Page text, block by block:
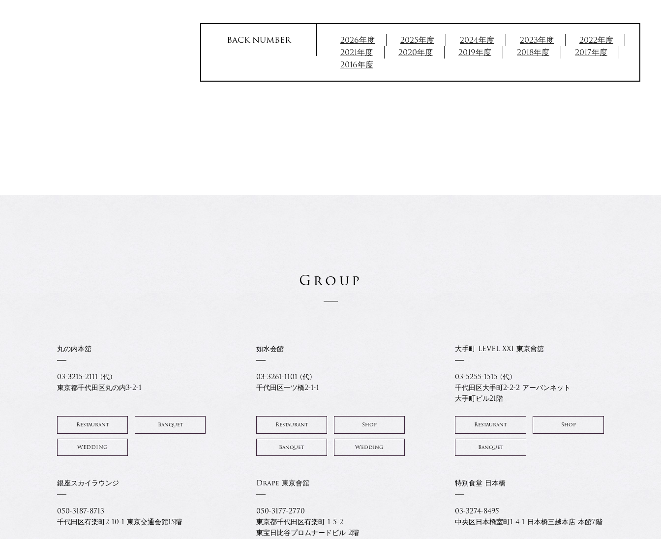
BACK NUMBER 2026年度 2025年度 2024年度 2023年度
2022年度
2021年度
2020年度 2019年度 2018年度
2017年度
2016年度
Group
丸の内本舘
03-3215-2111 (代)
東京都千代田区丸の内3-2-1
Restaurant Banquet
WEDDING
如水会館
03-3261-1101 (代)
千代田区一ツ橋2-1-1
Restaurant Shop
Banquet Wedding
大手町 LEVEL XXI 東京會舘
03-5255-1515 (代)
千代田区大手町2-2-2 アーバンネット
大手町ビル21階
Restaurant Shop
Banquet
銀座スカイラウンジ
050-3187-8713
千代田区有楽町2-10-1 東京交通会館15階
Drape 東京會舘
050-3177-2770
東京都千代田区有楽町 1-5-2
東宝日比谷プロムナードビル 2階
特別食堂 日本橋
03-3274-8495
中央区日本橋室町1-4-1 日本橋三越本店 本館7階